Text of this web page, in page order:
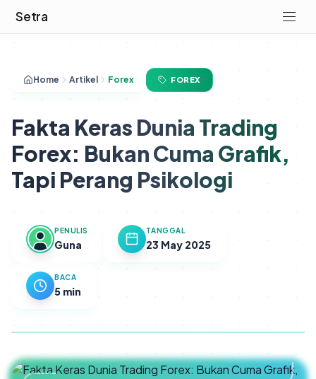
Setra
Home Artikel Forex FOREX
Fakta Keras Dunia Trading
Forex: Bukan Cuma Grafik,
Tapi Perang Psikologi
PENULIS
Guna
TANGGAL
23 May 2025
BACA
5 min